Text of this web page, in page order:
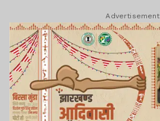
Advertisement